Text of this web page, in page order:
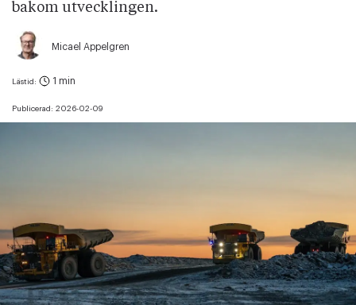
bakom utvecklingen.
Micael Appelgren
Publicerad: 2026-02-09
Lästid: 1 min